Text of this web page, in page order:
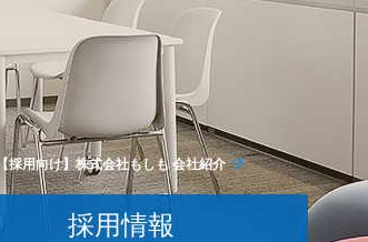
【採用向け】株式会社もしも 会社紹介
採用情報